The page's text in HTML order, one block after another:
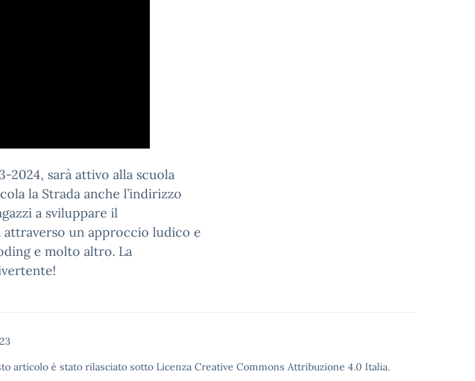
2024, sarà attivo alla scuola
la Strada anche l’indirizzo
a sviluppare il
un approccio ludico e
e molto altro. La
articolo è stato rilasciato sotto Licenza Creative Commons Attribuzione 4.0 Italia.